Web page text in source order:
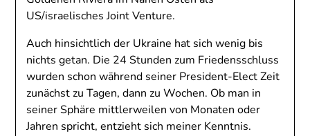
US/israelisches Joint Venture.
Auch hinsichtlich der Ukraine hat sich wenig bis
nichts getan. Die 24 Stunden zum Friedensschluss
wurden schon während seiner President-Elect Zeit
zunächst zu Tagen, dann zu Wochen. Ob man in
seiner Sphäre mittlerweilen von Monaten oder
Jahren spricht, entzieht sich meiner Kenntnis.